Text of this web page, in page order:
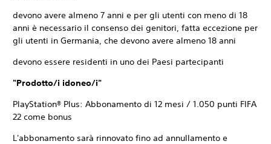
devono avere almeno 7 anni e per gli utenti con meno di 18
anni è necessario il consenso dei genitori, fatta eccezione per
gli utenti in Germania, che devono avere almeno 18 anni
devono essere residenti in uno dei Paesi partecipanti
"Prodotto/i idoneo/i"
PlayStation® Plus: Abbonamento di 12 mesi / 1.050 punti FIFA
22 come bonus
L'abbonamento sarà rinnovato fino ad annullamento e